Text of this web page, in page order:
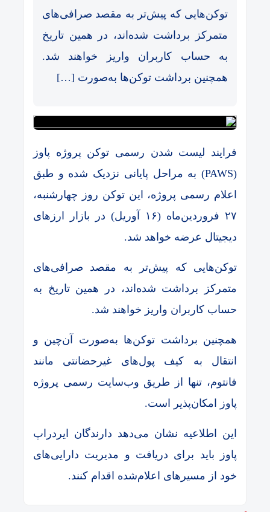
توکن‌هایی که پیش‌تر به مقصد صرافی‌های
متمرکز برداشت شده‌اند، در همین تاریخ
به حساب کاربران واریز خواهند شد.
همچنین برداشت توکن‌ها به‌صورت […]
فرایند لیست شدن رسمی توکن پروژه پاوز
(PAWS) به مراحل پایانی نزدیک شده و طبق
اعلام رسمی پروژه، این توکن روز چهارشنبه،
۲۷ فروردین‌ماه (۱۶ آوریل) در بازار ارزهای
دیجیتال عرضه خواهد شد.
توکن‌هایی که پیش‌تر به مقصد صرافی‌های
متمرکز برداشت شده‌اند، در همین تاریخ به
حساب کاربران واریز خواهند شد.
همچنین برداشت توکن‌ها به‌صورت آن‌چین و
انتقال به کیف پول‌های غیرحضانتی مانند
فانتوم، تنها از طریق وب‌سایت رسمی پروژه
پاوز امکان‌پذیر است.
این اطلاعیه نشان می‌دهد دارندگان ایردراپ
پاوز باید برای دریافت و مدیریت دارایی‌های
خود از مسیرهای اعلام‌شده اقدام کنند.